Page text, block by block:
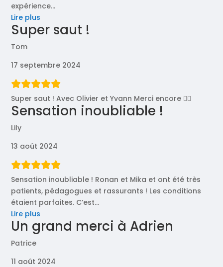
expérience…
Lire plus
sauté
19.09.2024 »
Super saut !
Tom
17 septembre 2024
Super saut ! Avec Olivier et Yvann Merci encore 👍🏼
Sensation inoubliable !
Lily
13 août 2024
Sensation inoubliable ! Ronan et Mika et ont été très
patients, pédagogues et rassurants ! Les conditions
étaient parfaites. C’est…
Lire plus
inoubliable
Un grand merci à Adrien
Patrice
11 août 2024